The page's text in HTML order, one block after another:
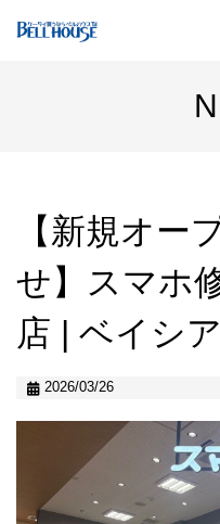
HOME
会社情報
成長のしくみ
スタッフの一日
社員紹介
【新規オー
せ】スマホ
店 | ベイシ
2026/03/26